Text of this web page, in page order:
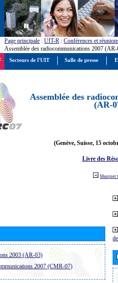
Page principale : UIT-R : Conférences et
Assemblée des radiocommunications 2007
Assemblée des
(AR-
(Genève, Suisse, 15
Livre des
Masquer
2003 (AR-03)
2007 (CMR-07)
Secteurs de l'UIT Salle de presse